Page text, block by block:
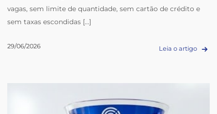
vagas, sem limite de quantidade, sem cartão de crédito e
sem taxas escondidas [...]
29/06/2026 Leia o artigo